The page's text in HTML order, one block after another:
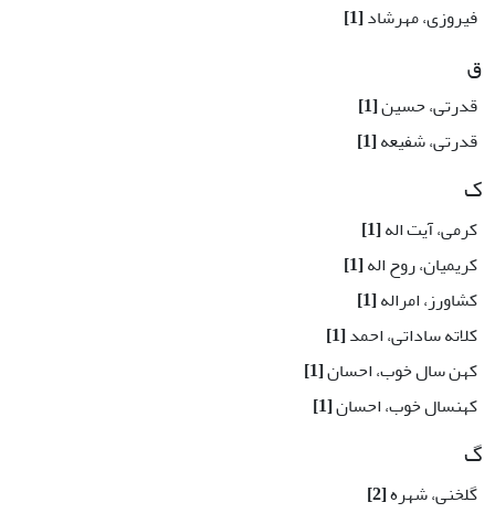
فیروزی، مهرشاد[1]
ق
قدرتی، حسین[1]
قدرتی، شفیعه[1]
ک
کرمی، آیت اله[1]
کریمیان، روح اله[1]
کشاورز، امراله[1]
کلاته ساداتی، احمد[1]
کهن سال خوب، احسان[1]
کهنسال خوب، احسان[1]
گ
گلخنی، شهره[2]